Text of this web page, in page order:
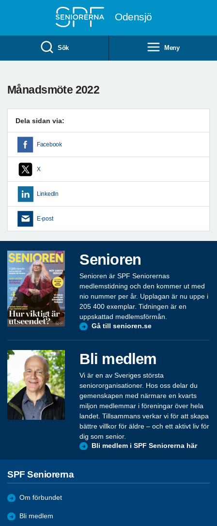
Odensjö
Sök Meny
Månadsmöte 2022
Dela sidan via:
Facebook
X
LinkedIn
E-post
Senioren
Senioren är SPF Seniorernas
medlemstidning och den kommer ut med
nio nummer per år. Upplagan är nu uppe i
205 400 exemplar. Tidningen är en
uppskattad medlemsförmån.
Gå till senioren.se
Bli medlem
Vi är en av Sveriges största
seniororganisationer. Hos oss delar du
gemenskapen med närmare en kvarts
miljon medlemmar i föreningar över hela
landet. Tillsammans verkar vi för att skapa
bättre villkor för äldre – och ett aktivt liv för
dig som senior.
Bli medlem i SPF Seniorerna här
SPF Seniorerna
Om förbundet
Bli medlem